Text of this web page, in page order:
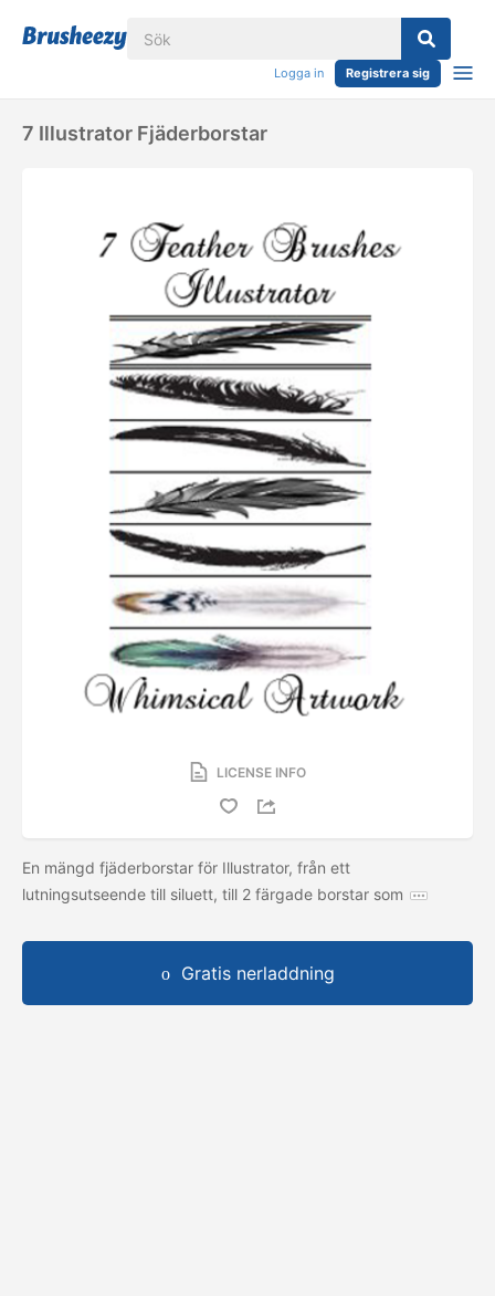
Logga in Registrera sig
7 Illustrator Fjäderborstar
LICENSE INFO
En mängd fjäderborstar för Illustrator, från ett
lutningsutseende till siluett, till 2 färgade borstar som
Gratis nerladdning